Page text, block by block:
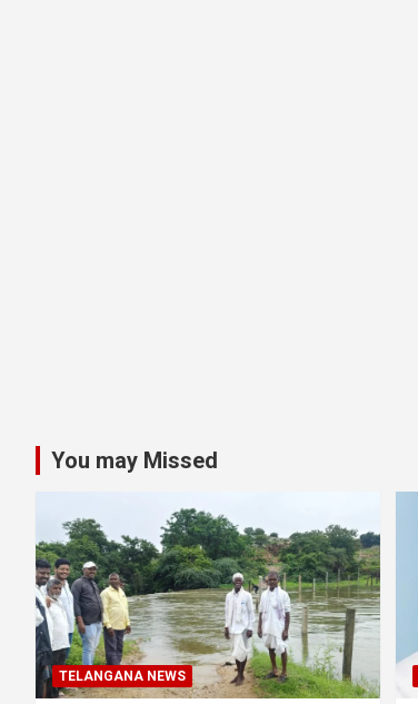
You may Missed
TELANGANA NEWS